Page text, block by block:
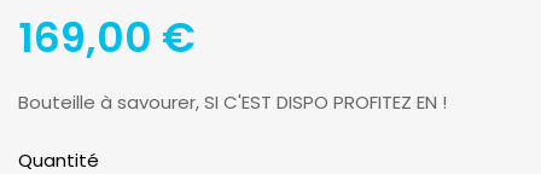
169,00 €
Bouteille à savourer, SI C'EST DISPO PROFITEZ EN !
Quantité